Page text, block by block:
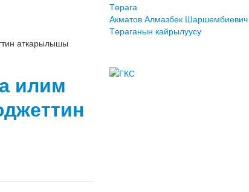
аткарылышы
илим
Төрага
Акматов Алмазбек Шаршембиевич
Төраганын кайрылуусу